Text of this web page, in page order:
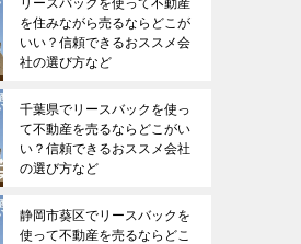
リースバックを使って不動産
を住みながら売るならどこが
いい？信頼できるおススメ会
社の選び方など
千葉県でリースバックを使っ
て不動産を売るならどこがい
い？信頼できるおススメ会社
の選び方など
静岡市葵区でリースバックを
使って不動産を売るならどこ